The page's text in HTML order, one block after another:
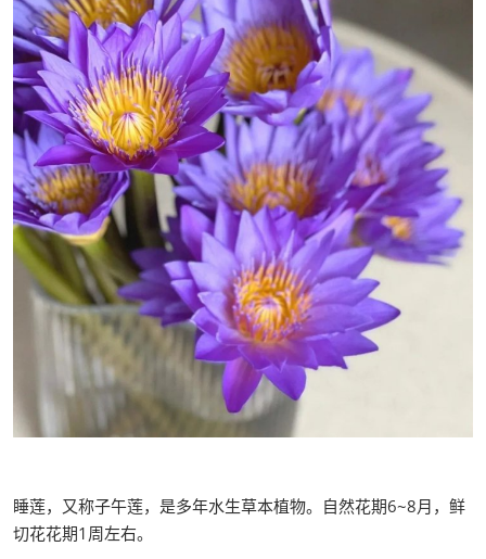
睡莲，又称子午莲，是多年水生草本植物。自然花期6~8月，鲜
切花花期1周左右。